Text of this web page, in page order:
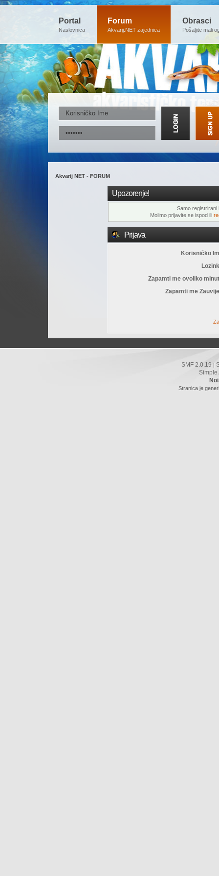
Portal
Naslovnica
Forum
Akvarij.NET zajednica
Obrasci
Pošaljite mali
Akvarij NET - FORUM
Upozorenje!
Samo registrirani
Molimo prijavite se ispod ili
Prijava
Korisničko
Zapamti me ovoliko
Zapamti me
SMF 2.0.19
Simple
Stranica je